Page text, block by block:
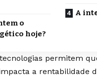
o
hoje?
A
permitem
a rentabilidade